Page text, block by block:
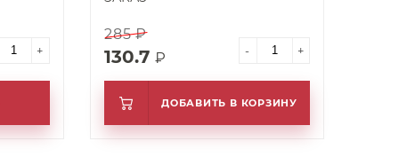
+
285 ₽
130.7 ₽ - +
ДОБАВИТЬ В КОРЗИНУ